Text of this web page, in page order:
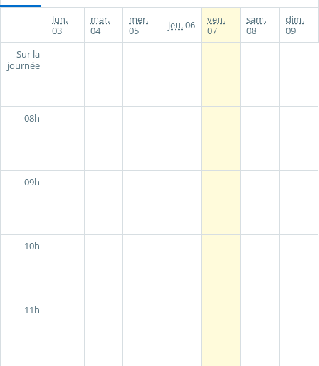
lun.
03
mar.
04
mer.
05
jeu.06
ven.
07
sam.
08
dim.
09
Sur la
journée
08h
09h
10h
11h